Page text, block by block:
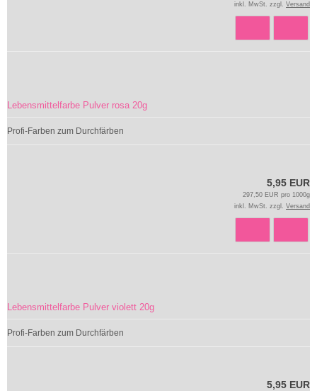
inkl. MwSt. zzgl. Versand
Lebensmittelfarbe Pulver rosa 20g
Profi-Farben zum Durchfärben
5,95 EUR
297,50 EUR pro 1000g
inkl. MwSt. zzgl. Versand
Lebensmittelfarbe Pulver violett 20g
Profi-Farben zum Durchfärben
5,95 EUR